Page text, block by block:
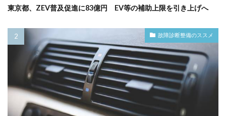
東京都、ZEV普及促進に83億円 EV等の補助上限を引き上げへ
故障診断整備のススメ